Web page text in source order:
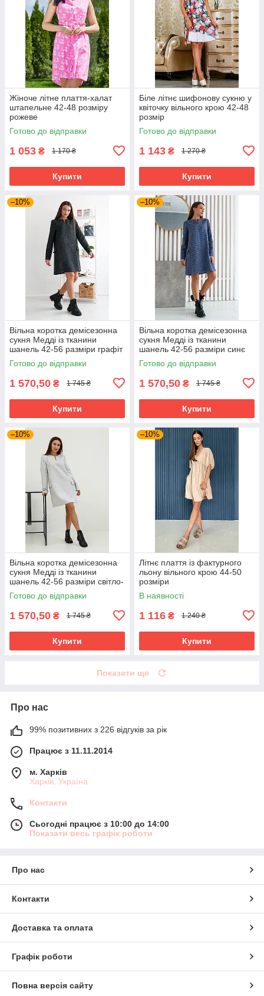
Жіноче літне плаття-халат
штапельне 42-48 розміру
рожеве
Готово до відправки
1 053 ₴ 1 170 ₴
Купити
Біле літнє шифонову сукню у
квіточку вільного крою 42-48
розмір
Готово до відправки
1 143 ₴ 1 270 ₴
Купити
–10%
Вільна коротка демісезонна
сукня Медді із тканини
шанель 42-56 разміри графіт
Готово до відправки
1 570,50 ₴ 1 745 ₴
Купити
–10%
Вільна коротка демісезонна
сукня Медді із тканини
шанель 42-56 разміри синє
Готово до відправки
1 570,50 ₴ 1 745 ₴
Купити
–10%
Вільна коротка демісезонна
сукня Медді із тканини
шанель 42-56 разміри світло-
сіра
Готово до відправки
1 570,50 ₴ 1 745 ₴
Купити
–10%
Літнє плаття із фактурного
льону вільного крою 44-50
розміри
В наявності
1 116 ₴ 1 240 ₴
Купити
Показати ще
Про нас
99% позитивних з 226 відгуків за рік
Працює з 11.11.2014
м. Харків
Харків, Україна
Контакти
Сьогодні працює з 10:00 до 14:00
Показати весь графік роботи
Про нас
Контакти
Доставка та оплата
Графік роботи
Повна версія сайту